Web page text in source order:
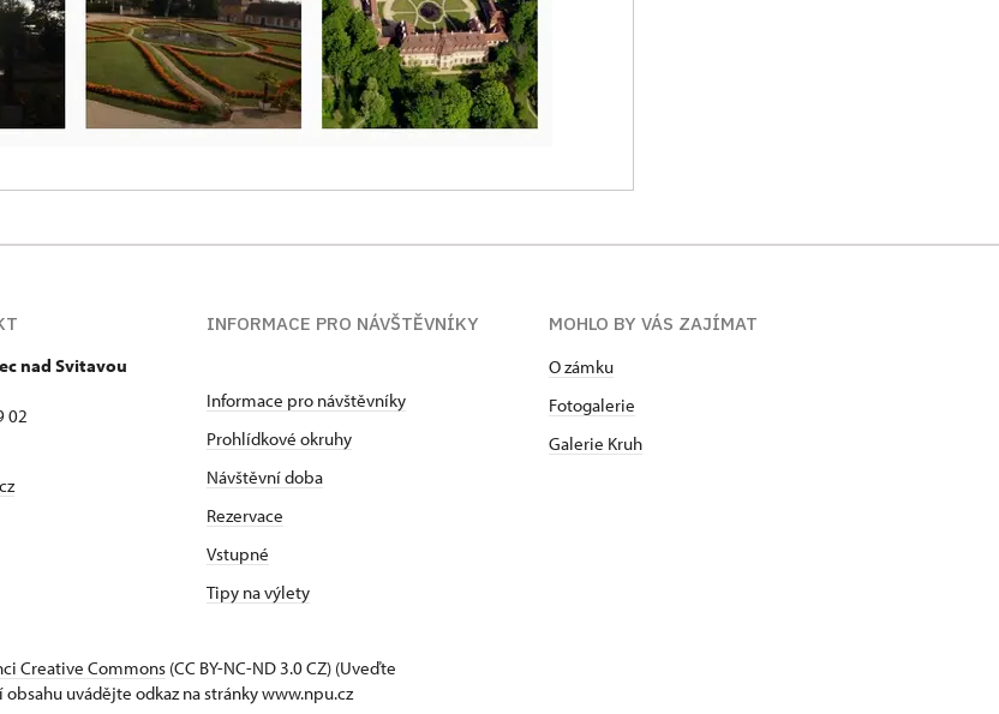
nad Svitavou
02
INFORMACE PRO NÁVŠTĚVNÍKY
Informace pro návštěvníky
Prohlídkové okruhy
Návštěvní doba
Rezervace
Vstupné
Tipy na výlety
MOHLO BY VÁS ZAJÍMAT
O zámku
Fotogalerie
Galerie Kruh
Creative Commons (CC BY-NC-ND 3.0 CZ) (Uveďte
uvádějte odkaz na stránky www.npu.cz